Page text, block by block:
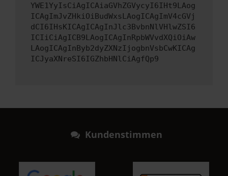
YWE1YyIsCiAgICAiaGVhZGVycyI6IHt9LAog
ICAgImJvZHkiOiBudWxsLAogICAgImV4cGVj
dCI6IHsKICAgICAgInJlc3BvbnNlVHlwZSI6
ICIiCiAgICB9LAogICAgInRpbWVvdXQiOiAw
LAogICAgInByb2dyZXNzIjogbnVsbCwKICAg
ICJyaXNreSI6IGZhbHNlCiAgfQp9
Kundenstimmen